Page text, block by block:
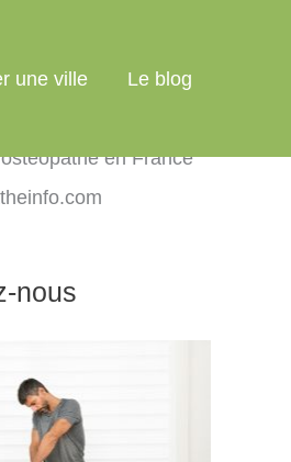
une ville Le blog
en France
nous